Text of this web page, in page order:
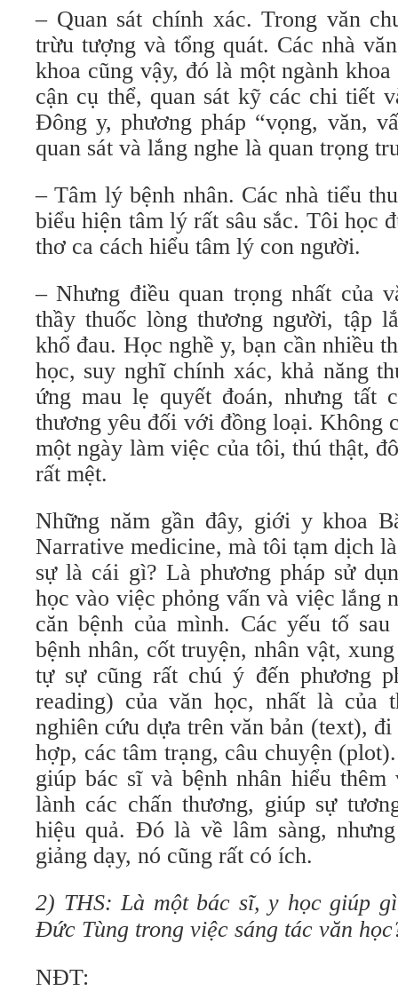
– Quan sát chính xác. Trong văn
trừu tượng và tổng quát. Các nhà
khoa cũng vậy, đó là một ngành
cận cụ thể, quan sát kỹ các chi tiết
Đông y, phương pháp “vọng, văn,
quan sát và lắng nghe là quan trọng
– Tâm lý bệnh nhân. Các nhà tiểu
biểu hiện tâm lý rất sâu sắc. Tôi học
thơ ca cách hiểu tâm lý con người.
– Nhưng điều quan trọng nhất của
thầy thuốc lòng thương người, tập
khổ đau. Học nghề y, bạn cần nhiều
học, suy nghĩ chính xác, khả năng
ứng mau lẹ quyết đoán, nhưng tất
thương yêu đối với đồng loại. Không
một ngày làm việc của tôi, thú thật,
rất mệt.
Những năm gần đây, giới y khoa
Narrative medicine, mà tôi tạm dịch
sự là cái gì? Là phương pháp sử
học vào việc phỏng vấn và việc lắng
căn bệnh của mình. Các yếu tố
bệnh nhân, cốt truyện, nhân vật,
tự sự cũng rất chú ý đến phương
reading) của văn học, nhất là của
nghiên cứu dựa trên văn bản (text),
hợp, các tâm trạng, câu chuyện
giúp bác sĩ và bệnh nhân hiểu thêm
lành các chấn thương, giúp sự
hiệu quả. Đó là về lâm sàng,
giảng dạy, nó cũng rất có ích.
2) THS: Là một bác sĩ, y học giúp
Đức Tùng trong việc sáng tác văn
NĐT: